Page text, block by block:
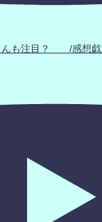
んも注目？ /感想戯